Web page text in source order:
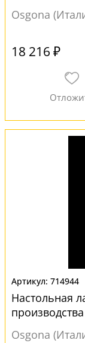
Osgona
18 216 ₽
714944
Настольная
Osgona